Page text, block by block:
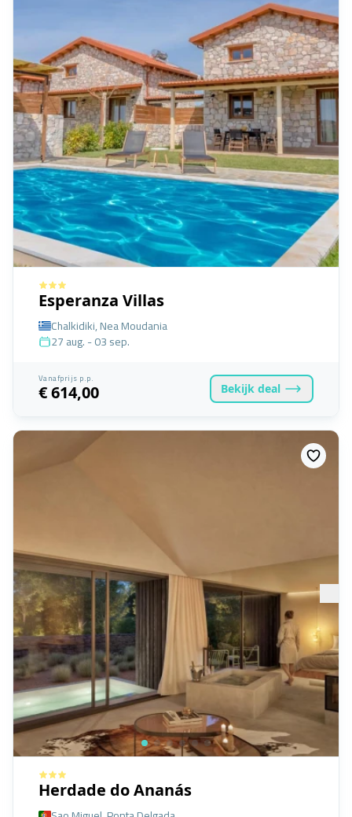
Esperanza Villas
Chalkidiki, Nea Moudania
27 aug. - 03 sep.
Vanafprijs p.p.
€ 614,00 Bekijk deal
Herdade do Ananás